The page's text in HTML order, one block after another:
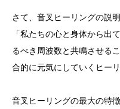
さて、音叉ヒーリングの説
「私たちの心と身体から出
るべき周波数と共鳴させる
合的に元気にしていくヒー
音叉ヒーリングの最大の特